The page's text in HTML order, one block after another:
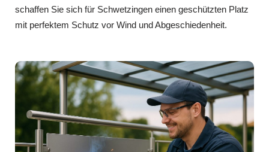
schaffen Sie sich für Schwetzingen einen geschützten Platz
mit perfektem Schutz vor Wind und Abgeschiedenheit.